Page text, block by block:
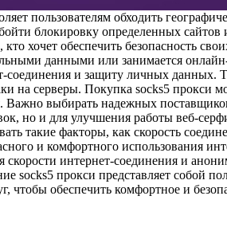
пользователям обходить
блокировку определенных
хочет обеспечить безопасность
данными или занимается
и защиту личных данных.
на серверы. Покупка socks5 прокси
выбирать надежных
но и для улучшения работы веб-
такие факторы, как скорость
и комфортного использования
интернет-соединения и
socks5 прокси представляет собой
обеспечить комфортное и